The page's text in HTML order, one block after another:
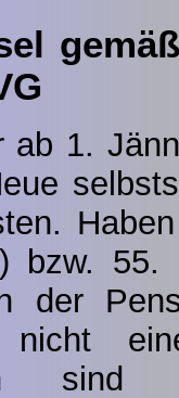
ab 1.
bzw. 55.
der
sind